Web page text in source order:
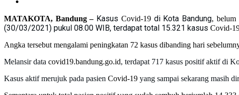
MATAKOTA, Bandung – Kasus Covid-19 di Kota Bandung, belum
(30/03/2021) pukul 08.00 WIB, terdapat total 15.321 kasus Covid-
Angka tersebut mengalami peningkatan 72 kasus dibanding hari
Melansir data covid19.bandung.go.id, terdapat 717 kasus positif aktif di
Kasus aktif merujuk pada pasien Covid-19 yang sampai sekarang masih